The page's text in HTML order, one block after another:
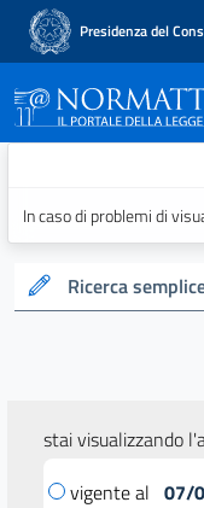
Presidenza del
In caso di problemi di
Ricerca
stai visualizzando
vigente al